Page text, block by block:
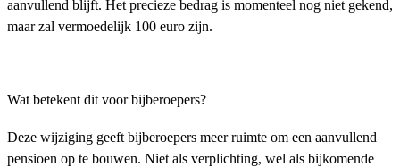
aanvullend blijft. Het precieze bedrag is momenteel nog niet gekend,
maar zal vermoedelijk 100 euro zijn.
Wat betekent dit voor bijberoepers?
Deze wijziging geeft bijberoepers meer ruimte om een aanvullend
pensioen op te bouwen. Niet als verplichting, wel als bijkomende